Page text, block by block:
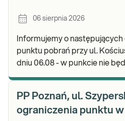
06 sierpnia 2026
Informujemy o
punktu pobrań przy ul. Kościuszki 12a w Toruniu: w
dniu 06.08 - w punkcie nie
PP Poznań, ul.
ograniczenia punktu